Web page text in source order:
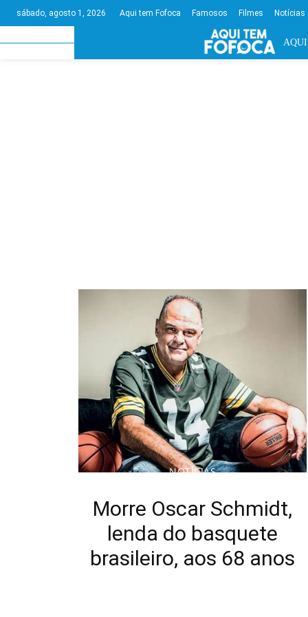
sábado, agosto 1, 2026 Aqui tem Fofoca Famosos Filmes Notícias
NOTÍCIAS
Morre Oscar Schmidt,
lenda do basquete
brasileiro, aos 68 anos